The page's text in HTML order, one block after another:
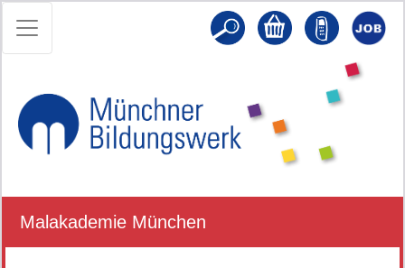
Malakademie München